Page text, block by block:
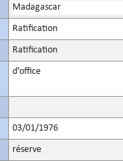
Madagascar
Ratification
Ratification
d'office
03/01/1976
réserve